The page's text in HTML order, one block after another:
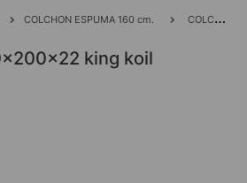
COLCHON ESPUMA 160 cm. COLCHON ESPUMA 160x200x22 KING KOIL (185106) G22 EN CAJA